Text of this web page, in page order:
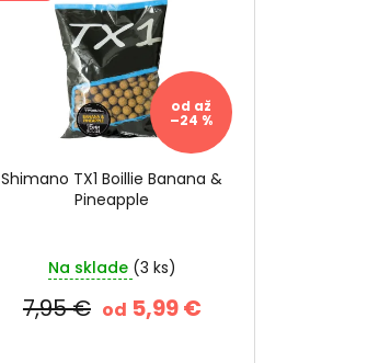
od až
–24 %
Shimano TX1 Boillie Banana &
Pineapple
Na sklade (3 ks)
od 5,99 €
7,95 €